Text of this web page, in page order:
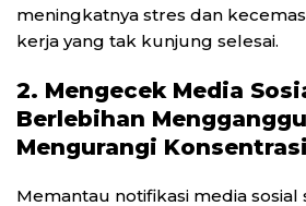
meningkatnya stres dan
kerja yang tak kunjung selesai.
2. Mengecek Media
Berlebihan
Mengurangi Konsentrasi
Memantau notifikasi media